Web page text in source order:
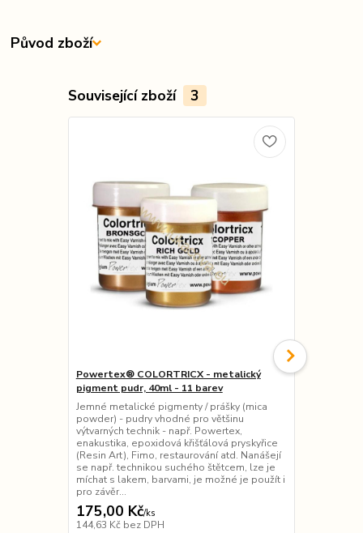
Původ zboží
Související zboží 3
Powertex® COLORTRICX - metalický
pigment pudr, 40ml - 11 barev
Jemné metalické pigmenty / prášky (mica
powder) - pudry vhodné pro většinu
výtvarných technik - např. Powertex,
enakustika, epoxidová křišťálová pryskyřice
(Resin Art), Fimo, restaurování atd. Nanášejí
se např. technikou suchého štětcem, lze je
míchat s lakem, barvami, je možné je použít i
pro závěr...
175,00 Kč/ks
144,63 Kč bez DPH